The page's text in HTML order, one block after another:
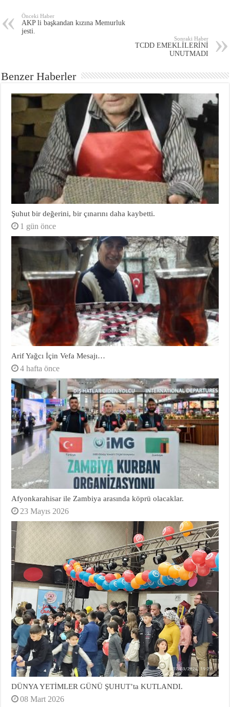
Önceki Haber
AKP li başkandan kızına Memurluk
jesti.
Sonraki Haber
TCDD EMEKLİLERİNİ
UNUTMADI
Benzer Haberler
Şuhut bir değerini, bir çınarını daha kaybetti.
1 gün önce
Arif Yağcı İçin Vefa Mesajı…
4 hafta önce
Afyonkarahisar ile Zambiya arasında köprü olacaklar.
23 Mayıs 2026
DÜNYA YETİMLER GÜNÜ ŞUHUT’ta KUTLANDI.
08 Mart 2026